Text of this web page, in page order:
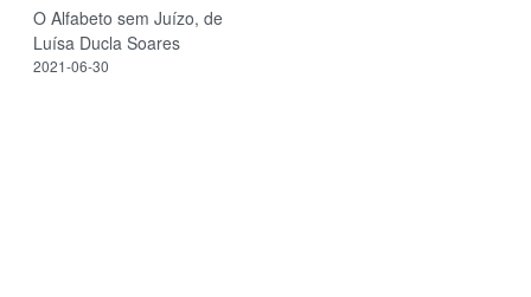
O Alfabeto sem Juízo, de
Luísa Ducla Soares
2021-06-30